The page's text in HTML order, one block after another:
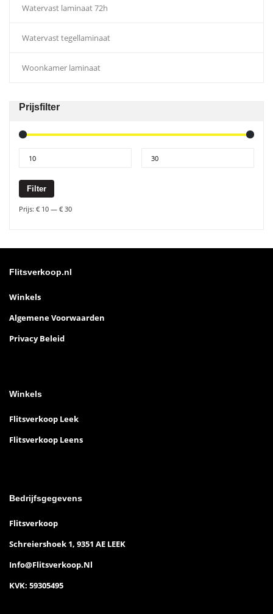
Watervast laminaat 72h
Watervast tegellaminaat
Woonkamer laminaat
Prijsfilter
Filter
Prijs: € 10 — € 30
Flitsverkoop.nl
Winkels
Algemene Voorwaarden
Privacy Beleid
Winkels
Flitsverkoop Leek
Flitsverkoop Leens
Bedrijfsgegevens
Flitsverkoop
Schreiershoek 1, 9351 AE LEEK
Info@flitsverkoop.nl
KVK: 59305495